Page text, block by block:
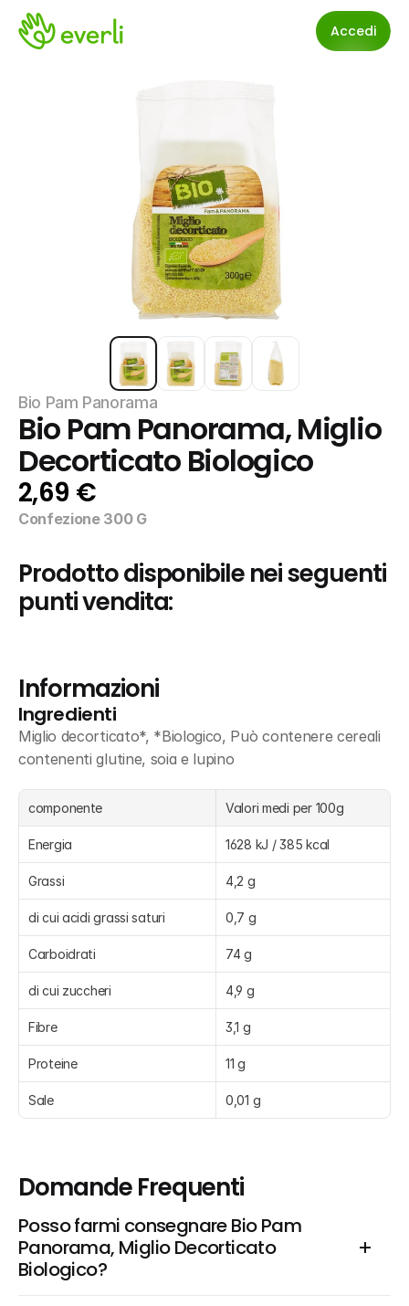
Accedi
Bio Pam Panorama
Bio Pam Panorama, Miglio
Decorticato Biologico
2,69 €
Confezione 300 G
Prodotto disponibile nei seguenti
punti vendita:
Informazioni
Ingredienti
Miglio decorticato*, *Biologico, Può contenere cereali
contenenti glutine, soia e lupino
componente Valori medi per 100g
Energia 1628 kJ / 385 kcal
Grassi 4,2 g
di cui acidi grassi saturi 0,7 g
Carboidrati 74 g
di cui zuccheri 4,9 g
Fibre 3,1 g
Proteine 11 g
Sale 0,01 g
Domande Frequenti
Posso farmi consegnare Bio Pam
Panorama, Miglio Decorticato
Biologico?